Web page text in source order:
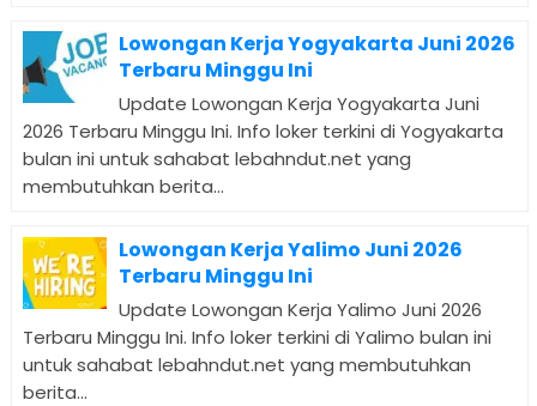
Lowongan Kerja Yogyakarta Juni 2026
Terbaru Minggu Ini
Update Lowongan Kerja Yogyakarta Juni
2026 Terbaru Minggu Ini. Info loker terkini di Yogyakarta
bulan ini untuk sahabat lebahndut.net yang
membutuhkan berita...
Lowongan Kerja Yalimo Juni 2026
Terbaru Minggu Ini
Update Lowongan Kerja Yalimo Juni 2026
Terbaru Minggu Ini. Info loker terkini di Yalimo bulan ini
untuk sahabat lebahndut.net yang membutuhkan
berita...